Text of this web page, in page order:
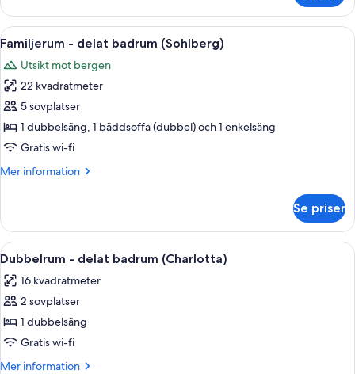
-
delat
badrum
Magdalena)
Öppna
alla
foton
för
Familjerum
-
delat
(Sohlberg)
Ett rum med två sängar, blommig
6
Familjerum - delat badrum (Sohlberg)
Utsikt mot bergen
22 kvadratmeter
5 sovplatser
1 dubbelsäng, 1 bäddsoffa (dubbel) och 1 enkelsäng
Gratis wi-fi
Mer information
Mer
-
delat
badrum
Se priser
Öppna
alla
foton
för
Dubbelrum
-
delat
Ett rum med blommig tapet, en
6
Dubbelrum - delat badrum (Charlotta)
16 kvadratmeter
2 sovplatser
1 dubbelsäng
Gratis wi-fi
Mer information
Mer